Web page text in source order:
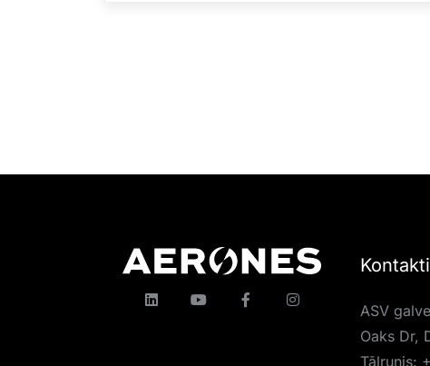
Kontakti
ASV
Oaks Dr,
Tālrunis: